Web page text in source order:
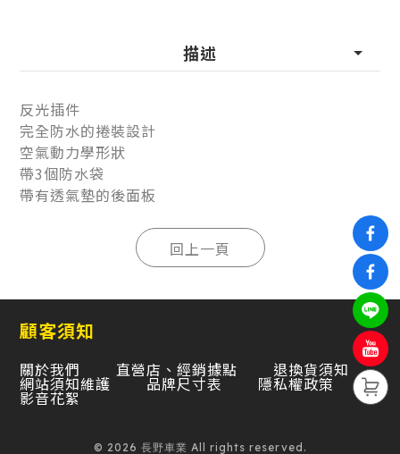
描述
反光插件
完全防水的捲裝設計
空氣動力學形狀
帶3個防水袋
帶有透氣墊的後面板
顧客須知
關於我們 直營店、經銷據點 退換貨須知
網站須知維護 品牌尺寸表 隱私權政策
影音花絮
© 2026 長野車業 All rights reserved.